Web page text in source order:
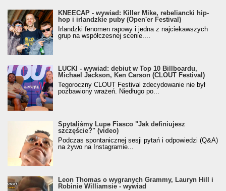
KNEECAP - wywiad: Killer Mike, rebeliancki hip-
hop i irlandzkie puby (Open'er Festival)
Irlandzki fenomen rapowy i jedna z najciekawszych
grup na współczesnej scenie....
LUCKI - wywiad: debiut w Top 10 Billboardu,
Michael Jackson, Ken Carson (CLOUT Festival)
Tegoroczny CLOUT Festival zdecydowanie nie był
pozbawiony wrażeń. Niedługo po...
Spytaliśmy Lupe Fiasco "Jak definiujesz
szczęście?" (video)
Podczas spontanicznej sesji pytań i odpowiedzi (Q&A)
na żywo na Instagramie...
Leon Thomas o wygranych Grammy, Lauryn Hill i
Robinie Williamsie - wywiad